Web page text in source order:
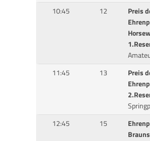
10:45 12
Preis
11:45 13
Preis
12:45 15